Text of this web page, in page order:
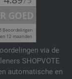
via de
SHOPVOTE
automatische en